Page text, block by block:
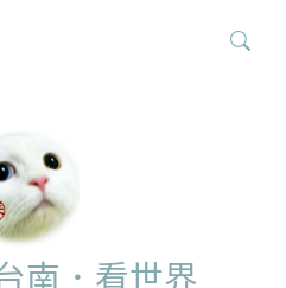
南．看世界